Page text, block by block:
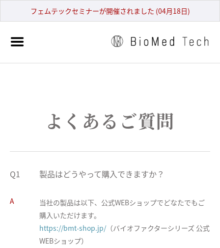
フェムテックセミナーが開催されました (04月18日)
よくあるご質問
Q1 製品はどうやって購入できますか？
A
当社の製品は以下、公式WEBショップでどなたでもご
https://bmt-shop.jp/ （バイオファクターシリーズ 公式